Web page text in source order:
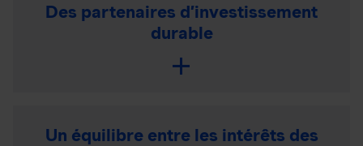
Des partenaires d’investissement
durable
Un équilibre entre les intérêts des